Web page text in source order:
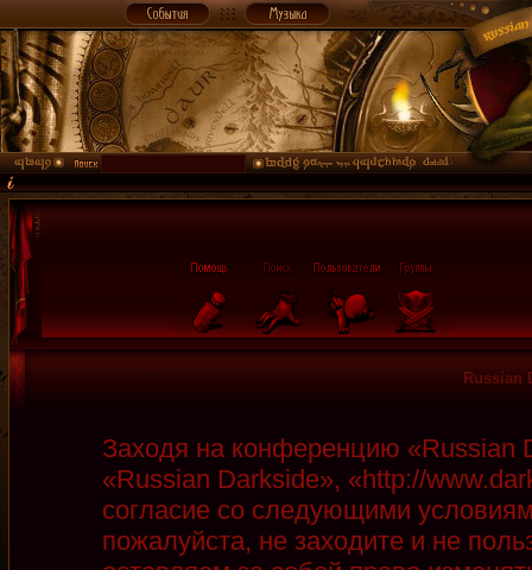
Russian
Заходя на конференцию
«Russian Darkside», «http://
согласие со следующими
пожалуйста, не заходите и не